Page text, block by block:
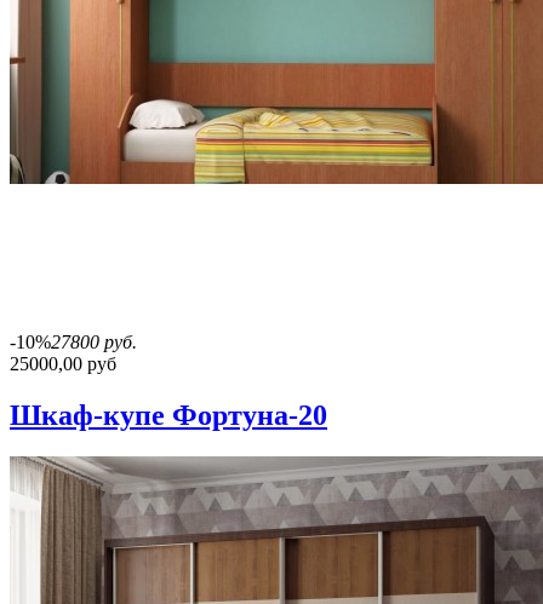
-10%27800 руб.
25000,00 руб
Шкаф-купе Фортуна-20